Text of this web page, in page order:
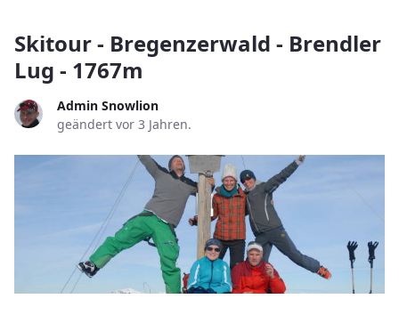
Skitour - Bregenzerwald - Brendler
Lug - 1767m
Admin Snowlion
geändert vor 3 Jahren.